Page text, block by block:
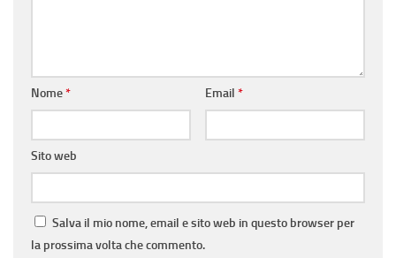
Nome* Email *
Sito web
Salva il mio nome, email e sito web in questo browser per
la prossima volta che commento.